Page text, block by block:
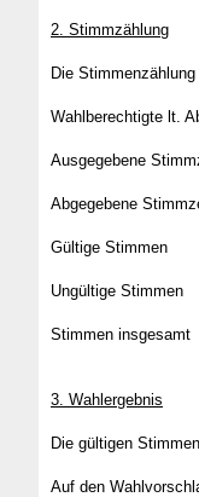
2. Stimmzählung
Die
3. Wahlergebnis
Die gültigen
Auf den